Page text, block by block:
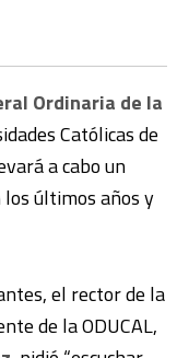
Ordinaria de la
Católicas de
a cabo un
últimos años y
el rector de la
de la ODUCAL,